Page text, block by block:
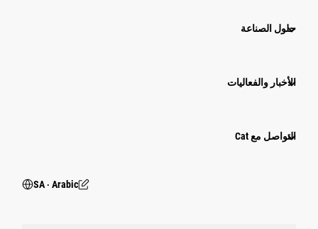
حلول الصناعة
الأخبار والفعاليات
التواصل مع Cat
SA ‧ Arabic